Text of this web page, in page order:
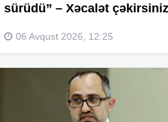
sürüdü” – Xəcalət
06 Avqust 2026, 12:25